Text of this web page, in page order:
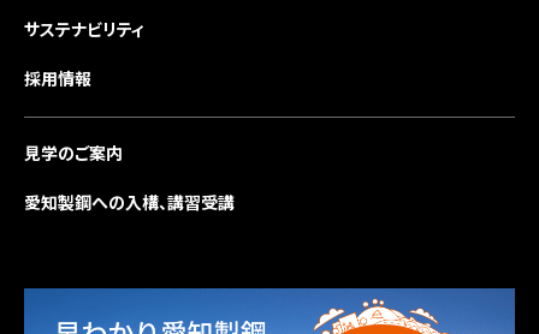
サステナビリティ
採用情報
見学のご案内
愛知製鋼への入構、講習受講